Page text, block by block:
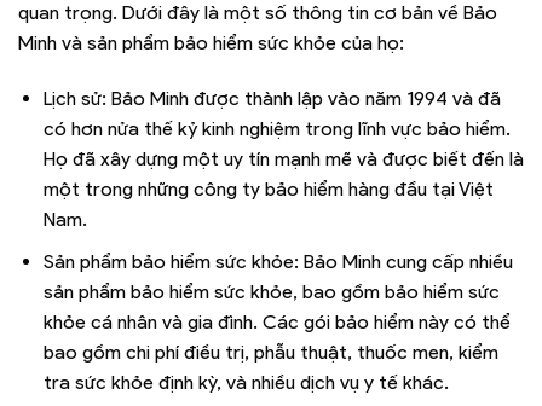
quan trọng. Dưới đây là một số thông tin cơ bản về Bảo
Minh và sản phẩm bảo hiểm sức khỏe của họ:
Lịch sử: Bảo Minh được thành lập vào năm 1994 và đã
có hơn nửa thế kỷ kinh nghiệm trong lĩnh vực bảo hiểm.
Họ đã xây dựng một uy tín mạnh mẽ và được biết đến là
một trong những công ty bảo hiểm hàng đầu tại Việt
Nam.
Sản phẩm bảo hiểm sức khỏe: Bảo Minh cung cấp nhiều
sản phẩm bảo hiểm sức khỏe, bao gồm bảo hiểm sức
khỏe cá nhân và gia đình. Các gói bảo hiểm này có thể
bao gồm chi phí điều trị, phẫu thuật, thuốc men, kiểm
tra sức khỏe định kỳ, và nhiều dịch vụ y tế khác.